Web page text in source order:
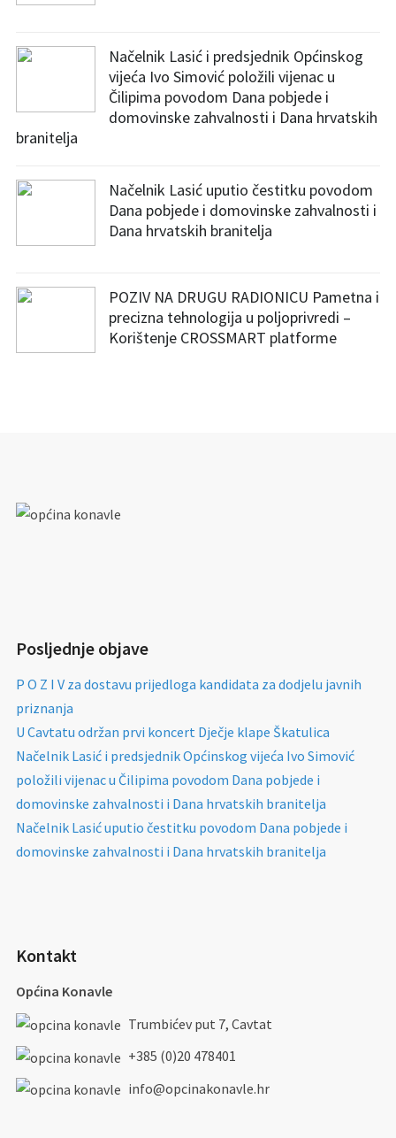
Načelnik Lasić i predsjednik Općinskog
vijeća Ivo Simović položili vijenac u
Čilipima povodom Dana pobjede i
domovinske zahvalnosti i Dana hrvatskih
branitelja
Načelnik Lasić uputio čestitku povodom
Dana pobjede i domovinske zahvalnosti i
Dana hrvatskih branitelja
POZIV NA DRUGU RADIONICU Pametna i
precizna tehnologija u poljoprivredi –
Korištenje CROSSMART platforme
Posljednje objave
P O Z I V za dostavu prijedloga kandidata za dodjelu javnih
priznanja
U Cavtatu održan prvi koncert Dječje klape Škatulica
Načelnik Lasić i predsjednik Općinskog vijeća Ivo Simović
položili vijenac u Čilipima povodom Dana pobjede i
domovinske zahvalnosti i Dana hrvatskih branitelja
Načelnik Lasić uputio čestitku povodom Dana pobjede i
domovinske zahvalnosti i Dana hrvatskih branitelja
Kontakt
Općina Konavle
Trumbićev put 7, Cavtat
+385 (0)20 478401
info@opcinakonavle.hr